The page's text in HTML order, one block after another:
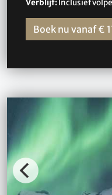
Verblijf: Inclusief
Boek nu vanaf €